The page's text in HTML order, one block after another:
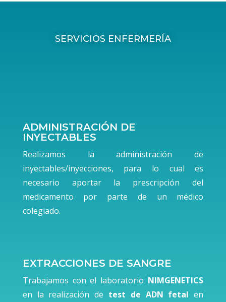
SERVICIOS ENFERMERÍA
ADMINISTRACIÓN DE
INYECTABLES
Realizamos la administración de
inyectables/inyecciones, para lo cual es
necesario aportar la prescripción del
medicamento por parte de un médico
colegiado.
EXTRACCIONES DE SANGRE
Trabajamos con el laboratorio NIMGENETICS
en la realización de test de ADN fetal en